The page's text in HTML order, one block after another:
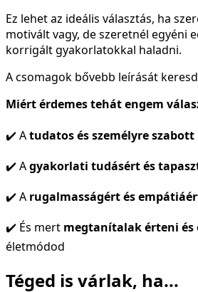
Ez lehet az ideális választás, ha
motivált vagy, de szeretnél egyéni
korrigált gyakorlatokkal haladni.
A csomagok bővebb leírását
Miért érdemes tehát engem
✔️ Atudatos és személyre szabott
✔️ Agyakorlati tudásért és
✔️ A rugalmasságért és
✔️ És mert megtanítalak érteni
életmódod
Téged is várlak, ha...